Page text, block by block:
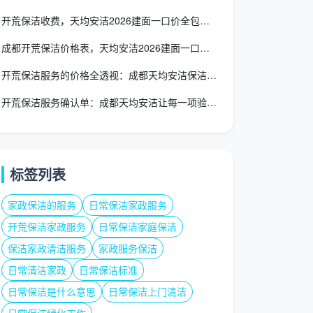
开荒保洁收费，天均安洁2026建面一口价全包透明不增项
成都开荒保洁价格表，天均安洁2026建面一口价全包透明价目
开荒保洁服务的价格全透视：成都天均安洁保洁这样为你精打细算
开荒保洁服务确认单：成都天均安洁让每一项验收都有据可依
标签列表
家政保洁的服务
日常保洁家政服务
开荒保洁家政服务
日常保洁家庭保洁
保洁家政清洁服务
家政服务保洁
日常清洁家政
日常保洁标准
日常保洁是什么意思
日常保洁上门清洁